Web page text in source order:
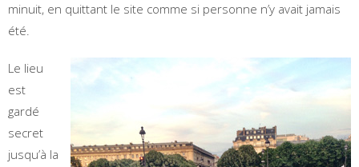
minuit, en quittant le site comme si personne n’y avait jamais
été.
Le lieu
est
gardé
secret
jusqu’à la